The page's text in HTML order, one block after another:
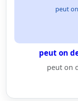
peut
peut on
peut on